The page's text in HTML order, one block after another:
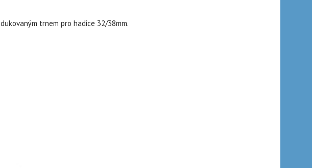
trnem pro hadice 32/38mm.